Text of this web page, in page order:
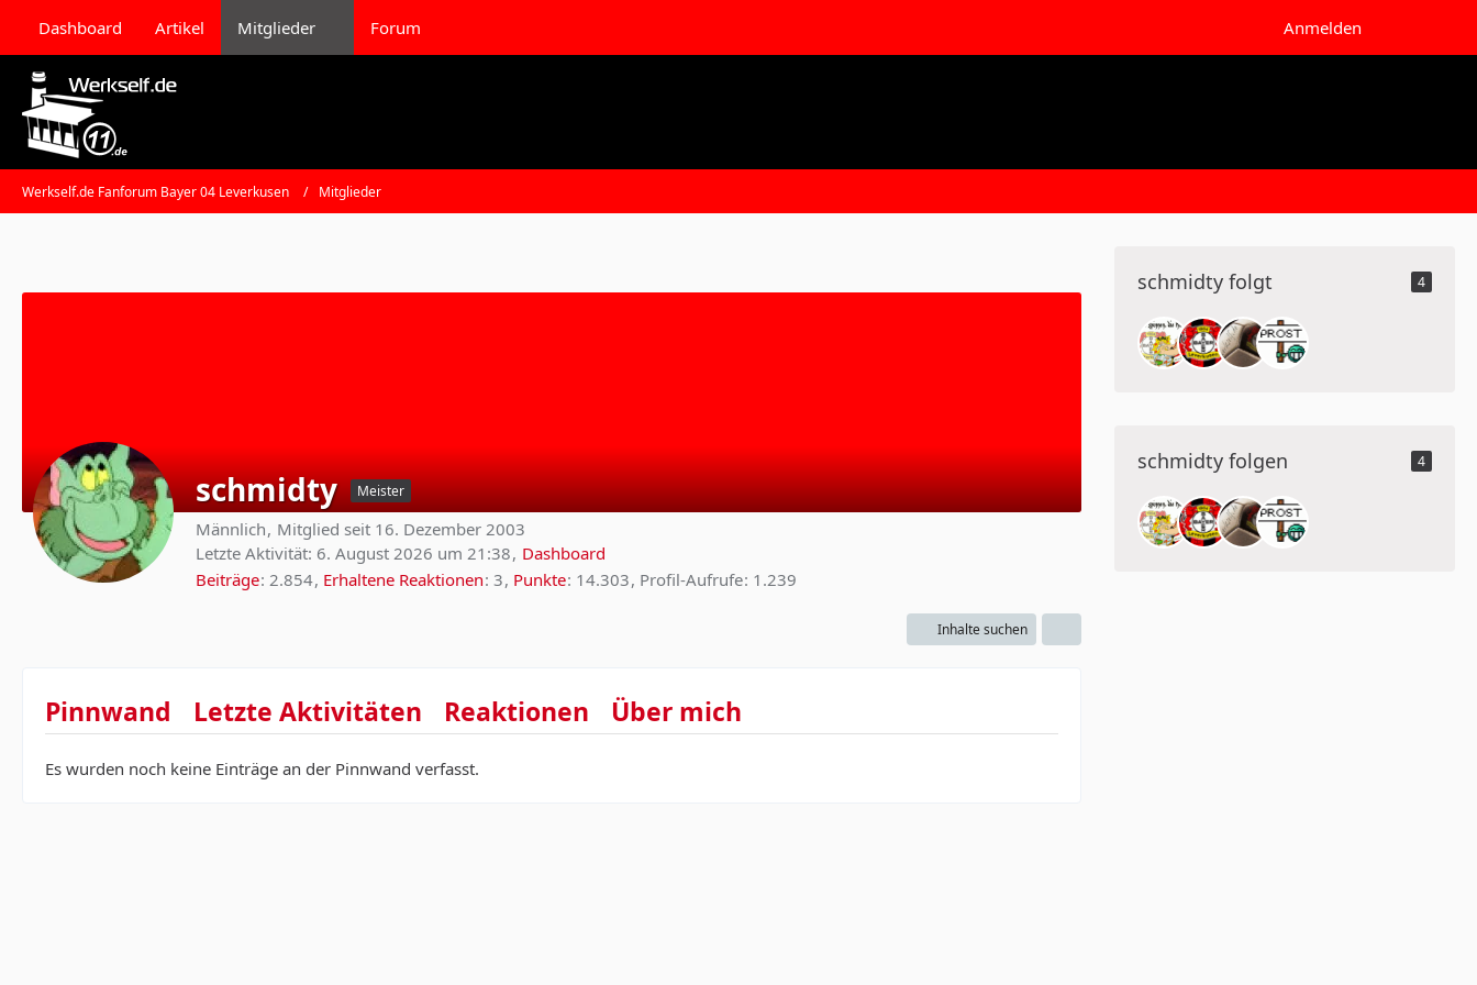
Dashboard Artikel Mitglieder Forum Anmelden
Werkself.de Fanforum Bayer 04 Leverkusen Mitglieder
schmidty Meister
Männlich Mitglied seit 16. Dezember 2003
Letzte Aktivität: 6. August 2026 um 21:38 Dashboard
Beiträge 2.854 Erhaltene Reaktionen 3 Punkte 14.303 Profil-Aufrufe 1.239
Inhalte suchen
Pinnwand Letzte Aktivitäten Reaktionen Über mich
Es wurden noch keine Einträge an der Pinnwand verfasst.
schmidty folgt 4
schmidty folgen 4